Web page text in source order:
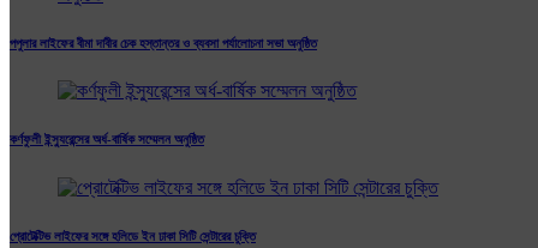
পপুলার লাইফের বীমা দাবীর চেক হস্তান্তর ও ব্যবসা পর্যালোচনা সভা অনুষ্ঠিত
কর্ণফুলী ইন্স্যুরেন্সের অর্ধ-বার্ষিক সম্মেলন অনুষ্ঠিত
প্রোটেক্টিভ লাইফের সঙ্গে হলিডে ইন ঢাকা সিটি সেন্টারের চুক্তি